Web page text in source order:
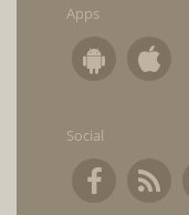
Apps
Social